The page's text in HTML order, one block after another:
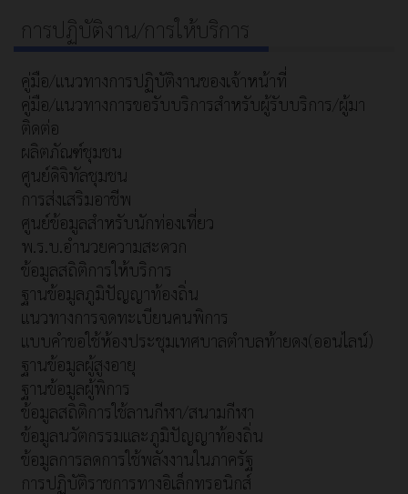
การปฏิบัติงาน/การให้บริการ
คู่มือ/แนวทางการปฏิบัติงานของเจ้าหน้าที่
คู่มือ/แนวทางการขอรับบริการสำหรับผู้รับบริการ/ผู้มา
ติดต่อ
ผลิตภัณฑ์ชุมชน
ศูนย์ดิจิทัลชุมชน
การส่งเสริมอาชีพ
ศูนย์ข้อมูลสำหรับนักท่องเที่ยว
พ.ร.บ.อำนวยความสะดวก
ข้อมูลสถิติการให้บริการ
ฐานข้อมูลภูมิปัญญาท้องถิ่น
แนวทางการจดทะเบียนคนพิการ
แบบคำขอใช้ห้องประชุมเทศบาลตำบลท้ายดง(ออนไลน์)
ฐานข้อมูลผู้สูงอายุ
ฐานข้อมูลผู้พิการ
ข้อมูลสถิติการใช้ลานกีฬา/สนามกีฬา
ข้อมูลนวัตกรรมและภูมิปัญญาท้องถิ่น
ข้อมูลการลดการใช้พลังงานในภาครัฐ
การปฏิบัติราชการทางอิเล็กทรอนิกส์